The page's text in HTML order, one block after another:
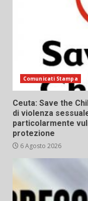
Comunicati Stampa
Ceuta: Save the
di violenza
particolarmente
protezione
6 Agosto 2026